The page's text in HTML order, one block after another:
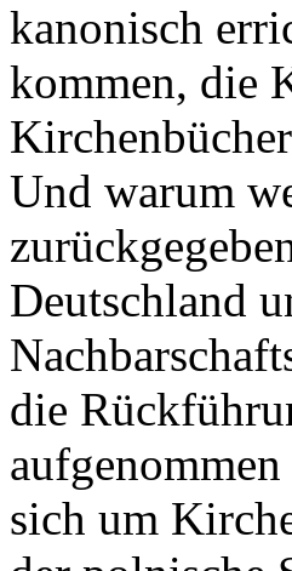
kanonisch
kommen, die
Und warum
Deutschland
die
sich um